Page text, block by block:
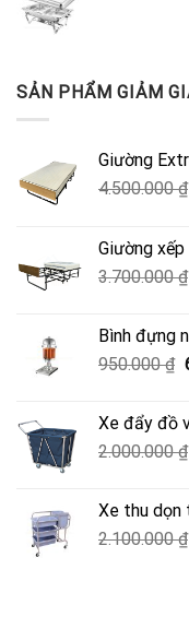
SẢN PHẨM GIẢM
Giường
4.500.000₫
Giường
3.700.000₫
Bình đựng
950.000₫
Xe đẩy đồ
2.000.000₫
Xe thu dọn
2.100.000₫